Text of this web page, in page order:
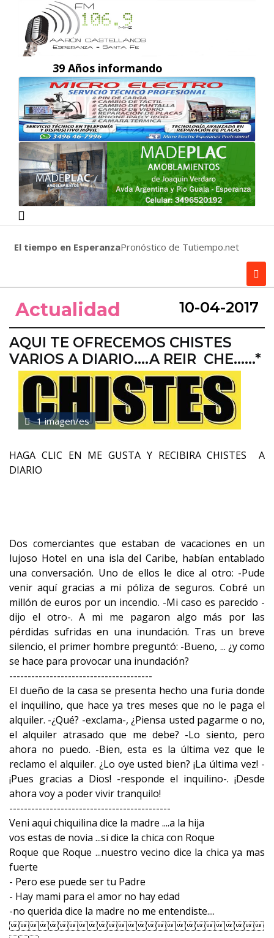
39 Años informando
El tiempo en EsperanzaPronóstico de Tutiempo.net
Actualidad 10-04-2017
AQUI TE OFRECEMOS CHISTES
VARIOS A DIARIO....A REIR CHE......*
1 imagen/es
HAGA CLIC EN ME GUSTA Y RECIBIRA CHISTES A
DIARIO
Dos comerciantes que estaban de vacaciones en un
lujoso Hotel en una isla del Caribe, habían entablado
una conversación. Uno de ellos le dice al otro: -Pude
venir aquí gracias a mi póliza de seguros. Cobré un
millón de euros por un incendio. -Mi caso es parecido -
dijo el otro-. A mi me pagaron algo más por las
pérdidas sufridas en una inundación. Tras un breve
silencio, el primer hombre preguntó: -Bueno, ... ¿y como
se hace para provocar una inundación?
---------------------------------------
El dueño de la casa se presenta hecho una furia donde
el inquilino, que hace ya tres meses que no le paga el
alquiler. -¿Qué? -exclama-, ¿Piensa usted pagarme o no,
el alquiler atrasado que me debe? -Lo siento, pero
ahora no puedo. -Bien, esta es la última vez que le
reclamo el alquiler. ¿Lo oye usted bien? ¡La última vez! -
¡Pues gracias a Dios! -responde el inquilino-. ¡Desde
ahora voy a poder vivir tranquilo!
--------------------------------------------
Veni aqui chiquilina dice la madre ....a la hija
vos estas de novia ...si dice la chica con Roque
Roque que Roque ...nuestro vecino dice la chica ya mas
fuerte
- Pero ese puede ser tu Padre
- Hay mami para el amor no hay edad
-no querida dice la madre no me entendiste....